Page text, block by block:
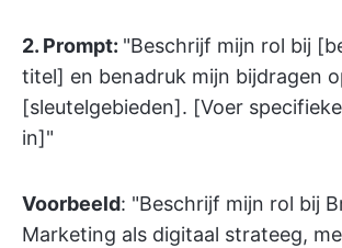
2. Prompt: "Beschrijf mijn rol bij
titel] en benadruk mijn bijdragen
[sleutelgebieden]. [Voer
in]"
Voorbeeld: "Beschrijf mijn rol bij
Marketing als digitaal strateeg,